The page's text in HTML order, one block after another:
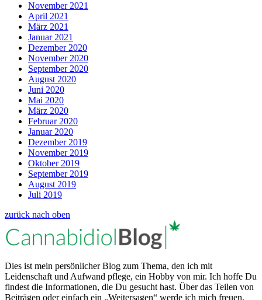
November 2021
April 2021
März 2021
Januar 2021
Dezember 2020
November 2020
September 2020
August 2020
Juni 2020
Mai 2020
März 2020
Februar 2020
Januar 2020
Dezember 2019
November 2019
Oktober 2019
September 2019
August 2019
Juli 2019
zurück nach oben
Dies ist mein persönlicher Blog zum Thema, den ich mit
Leidenschaft und Aufwand pflege, ein Hobby von mir. Ich hoffe Du
findest die Informationen, die Du gesucht hast. Über das Teilen von
Beiträgen oder einfach ein „Weitersagen“ werde ich mich freuen.